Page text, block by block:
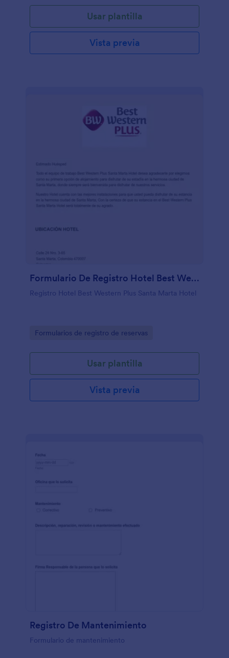
Usar plantilla
Vista previa
Formulario De Registro Hotel Best Western Plus Santa Marta Hotel
Registro Hotel Best Western Plus Santa Marta Hotel
Go to Category:
Formularios de registro de reservas
Usar plantilla
Vista previa
Registro De Mantenimiento
Formulario de mantenimiento